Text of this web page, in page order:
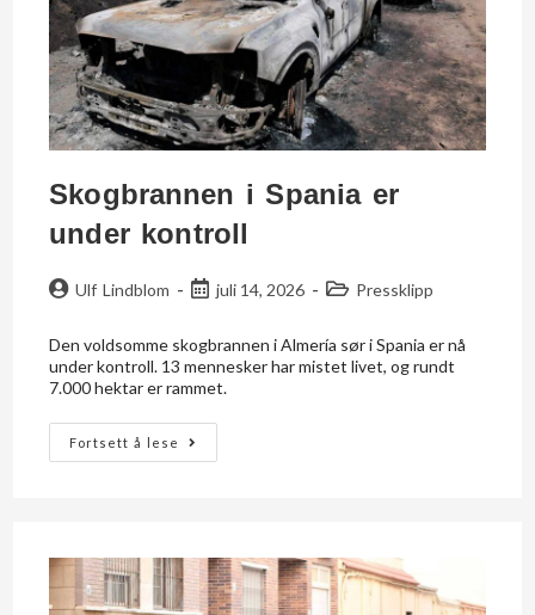
Skogbrannen i Spania er
under kontroll
Ulf Lindblom juli 14, 2026 Pressklipp
Den voldsomme skogbrannen i Almería sør i Spania er nå
under kontroll. 13 mennesker har mistet livet, og rundt
7.000 hektar er rammet.
Fortsett å lese